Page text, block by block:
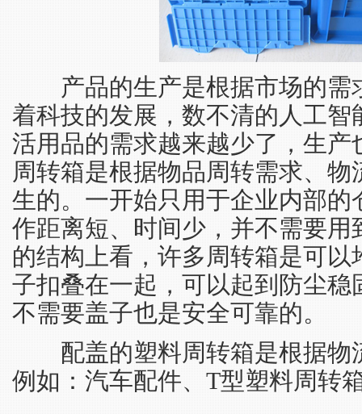
产品的生产是根据市场的需
着科技的发展，数不清的人工智
活用品的需求越来越少了，生产
周转箱是根据物品周转需求、
生的。一开始只用于企业内部的
作距离短、时间少，并不需要用
的结构上看，许多周转箱是可以
子扣叠在一起，可以起到防尘稳
不需要盖子也是安全可靠的。
配盖的塑料周转箱是根据物
例如：汽车配件、T型塑料周转